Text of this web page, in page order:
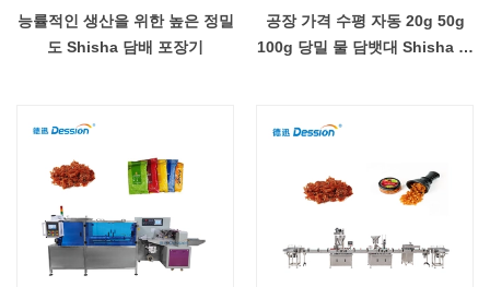
능률적인 생산을 위한 높은 정밀
도 Shisha 담배 포장기
공장 가격 수평 자동 20g 50g
100g 당밀 물 담뱃대 Shisha 주